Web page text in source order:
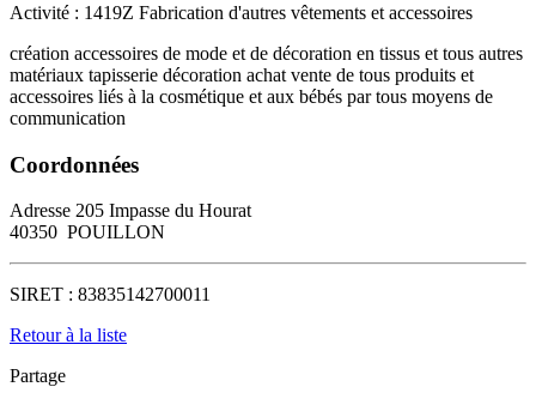
Activité : 1419Z Fabrication d'autres vêtements et accessoires
création accessoires de mode et de décoration en tissus et tous autres
matériaux tapisserie décoration achat vente de tous produits et
accessoires liés à la cosmétique et aux bébés par tous moyens de
communication
Coordonnées
Adresse 205 Impasse du Hourat
40350 POUILLON
SIRET : 83835142700011
Retour à la liste
Partage